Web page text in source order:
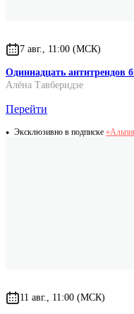
7 авг., 11:00 (МСК)
Одиннадцать антитрендов
Алёна Тавберидзе
Перейти
Эксклюзивно в подписке
11 авг., 11:00 (МСК)